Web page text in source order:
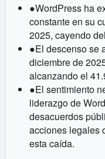
●WordPress ha
constante en su
2025, cayendo
●El descenso se
diciembre de
alcanzando el
●El sentimiento
liderazgo de
desacuerdos
acciones legales
esta caída.